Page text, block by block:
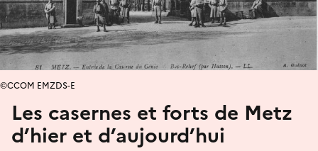
Les casernes et forts de Metz
d’hier et d’aujourd’hui
©CCOM EMZDS-E